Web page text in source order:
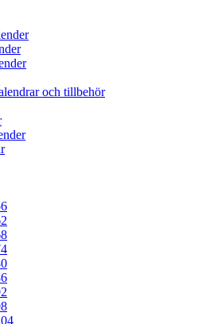
och tillbehör